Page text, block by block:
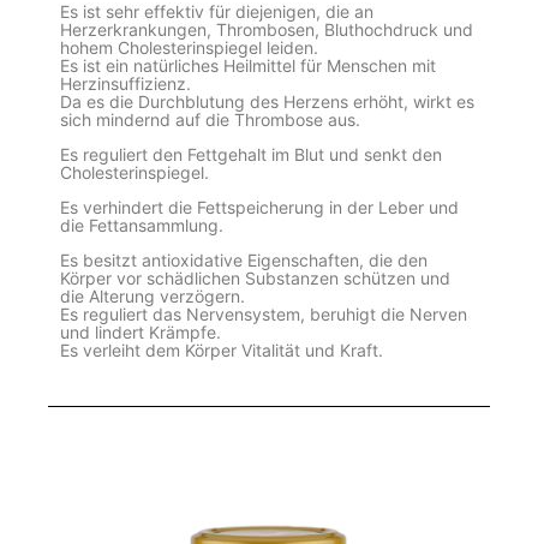
Es ist sehr effektiv für diejenigen, die an
Herzerkrankungen, Thrombosen, Bluthochdruck und
hohem Cholesterinspiegel leiden.
Es ist ein natürliches Heilmittel für Menschen mit
Herzinsuffizienz.
Da es die Durchblutung des Herzens erhöht, wirkt es
sich mindernd auf die Thrombose aus.
Es reguliert den Fettgehalt im Blut und senkt den
Cholesterinspiegel.
Es verhindert die Fettspeicherung in der Leber und
die Fettansammlung.
Es besitzt antioxidative Eigenschaften, die den
Körper vor schädlichen Substanzen schützen und
die Alterung verzögern.
Es reguliert das Nervensystem, beruhigt die Nerven
und lindert Krämpfe.
Es verleiht dem Körper Vitalität und Kraft.